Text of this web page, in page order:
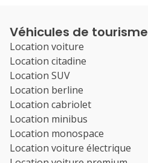
Véhicules de tourisme
Location voiture
Location citadine
Location SUV
Location berline
Location cabriolet
Location minibus
Location monospace
Location voiture électrique